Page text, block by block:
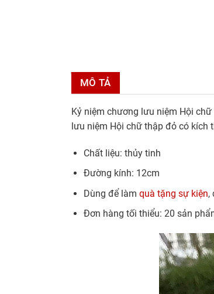
MÔ TẢ
Kỷ niệm chương lưu niệm Hội
lưu niệm Hội chữ thập đỏ có kích
Chất liệu: thủy tinh
Đường kính: 12cm
Dùng để làm quà tặng sự kiện,
Đơn hàng tối thiểu: 20 sản